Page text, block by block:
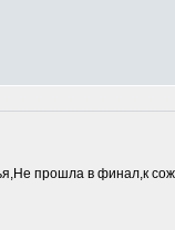
прошла в финал,к